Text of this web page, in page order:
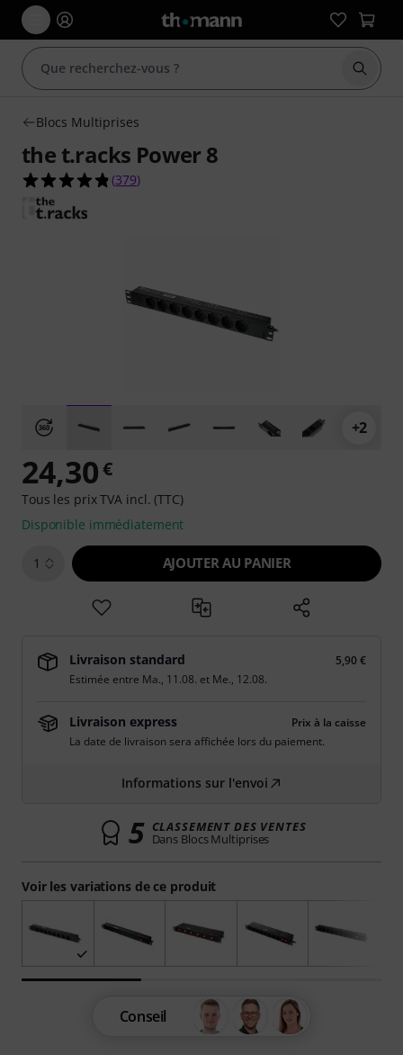
Blocs Multiprises
the t.racks Power 8
4.8 étoiles sur 5 d'après 379 évaluations clients
(379)
+2
Voir les variations de ce produit
24,30€
Tous les prix TVA incl. (TTC)
Disponible immédiatement
1 AJOUTER AU PANIER
Livraison standard
5,90 €
Estimée entre Ma., 11.08. et Me., 12.08.
Livraison express
Prix à la caisse
La date de livraison sera affichée lors du paiement.
Informations sur l'envoi
5 CLASSEMENT DES VENTES
Dans Blocs Multiprises
Conseil